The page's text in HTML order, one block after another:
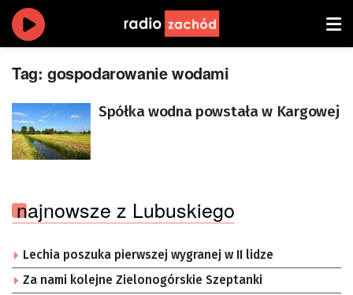
Tag: gospodarowanie wodami
Spółka wodna powstała w Kargowej
najnowsze z Lubuskiego
Lechia poszuka pierwszej wygranej w II lidze
Za nami kolejne Zielonogórskie Szeptanki